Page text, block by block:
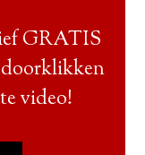
GRATIS
doorklikken
video!